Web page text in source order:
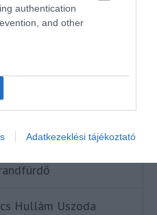
authentication
and other
Adatkezeklési tájékoztató
Strandfürdő
Thermal &Spa
Hullám Uszoda